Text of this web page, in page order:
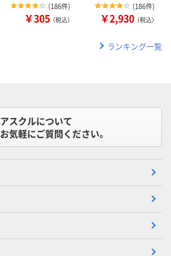
(186件)
￥305 （税込）
(186件)
￥2,930 （税込）
ランキング一覧
アスクルについて
お気軽にご質問ください。